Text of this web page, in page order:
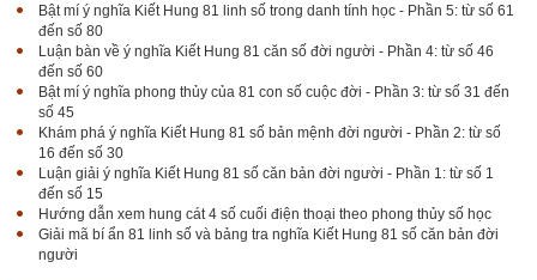
Bật mí ý nghĩa Kiết Hung 81 linh số trong danh tính học - Phần 5: từ số 61
đến số 80
Luận bàn về ý nghĩa Kiết Hung 81 căn số đời người - Phần 4: từ số 46
đến số 60
Bật mí ý nghĩa phong thủy của 81 con số cuộc đời - Phần 3: từ số 31 đến
số 45
Khám phá ý nghĩa Kiết Hung 81 số bản mệnh đời người - Phần 2: từ số
16 đến số 30
Luận giải ý nghĩa Kiết Hung 81 số căn bản đời người - Phần 1: từ số 1
đến số 15
Hướng dẫn xem hung cát 4 số cuối điện thoại theo phong thủy số học
Giải mã bí ẩn 81 linh số và bảng tra nghĩa Kiết Hung 81 số căn bản đời
người